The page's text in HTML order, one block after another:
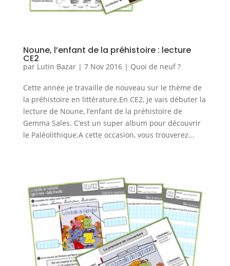
Noune, l’enfant de la préhistoire : lecture
CE2
par Lutin Bazar| 7 Nov 2016| Quoi de neuf ?
Cette année je travaille de nouveau sur le thème de
la préhistoire en littérature.En CE2, je vais débuter la
lecture de Noune, l’enfant de la préhistoire de
Gemma Sales. C’est un super album pour découvrir
le Paléolithique.A cette occasion, vous trouverez...